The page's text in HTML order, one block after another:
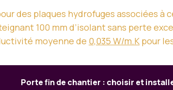
des plaques hydrofuges associées à
100 mm d’isolant sans perte
moyenne de 0,035 W/m.K pour
Porte fin de chantier : choisir et